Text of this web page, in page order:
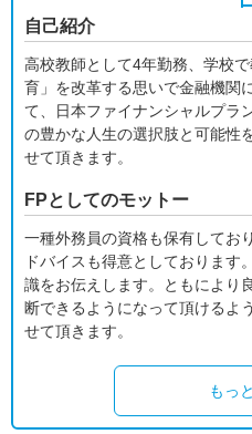
自己紹介
高校教師として4年勤務、学校
育」を改革する思いで金融機関
て、日本ファイナンシャルプラ
の豊かな人生の選択肢と可能性
せて頂きます。
FPとしてのモットー
一種外務員の資格も保有してお
ドバイスも得意としております
識をお伝えします。ともにより
断できるようになって頂けるよ
せて頂きます。
もっ